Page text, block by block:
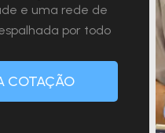
e uma rede de
por todo
COTAÇÃO